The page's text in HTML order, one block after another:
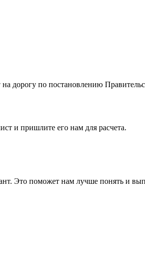
дорогу по постановлению
и пришлите его нам для расчета.
Это поможет нам лучше понять и